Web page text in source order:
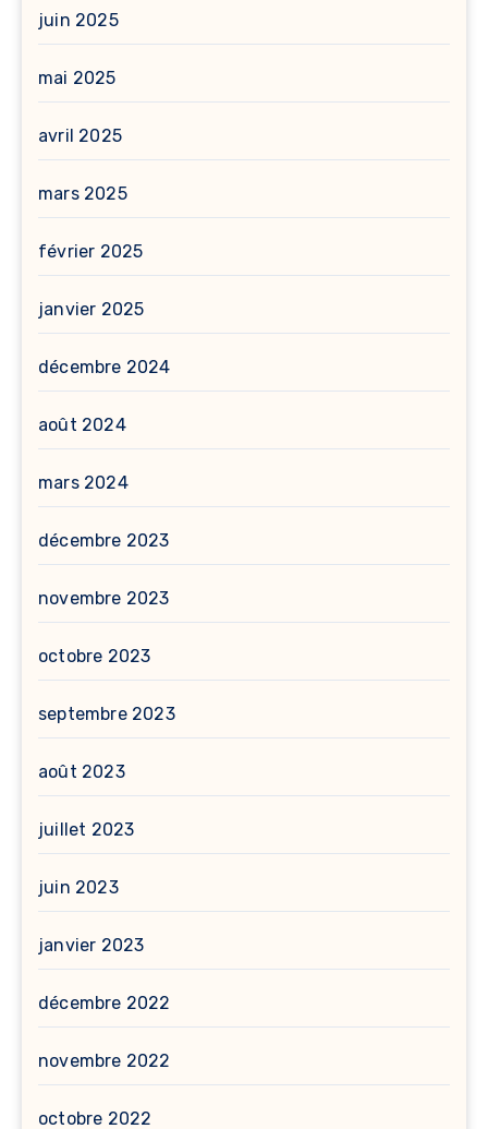
juin 2025
mai 2025
avril 2025
mars 2025
février 2025
janvier 2025
décembre 2024
août 2024
mars 2024
décembre 2023
novembre 2023
octobre 2023
septembre 2023
août 2023
juillet 2023
juin 2023
janvier 2023
décembre 2022
novembre 2022
octobre 2022